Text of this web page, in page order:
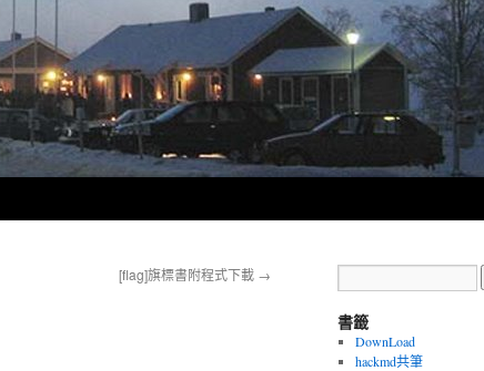
[flag]旗標書附程式下載 →
書籤
DownLoad
hackmd共筆